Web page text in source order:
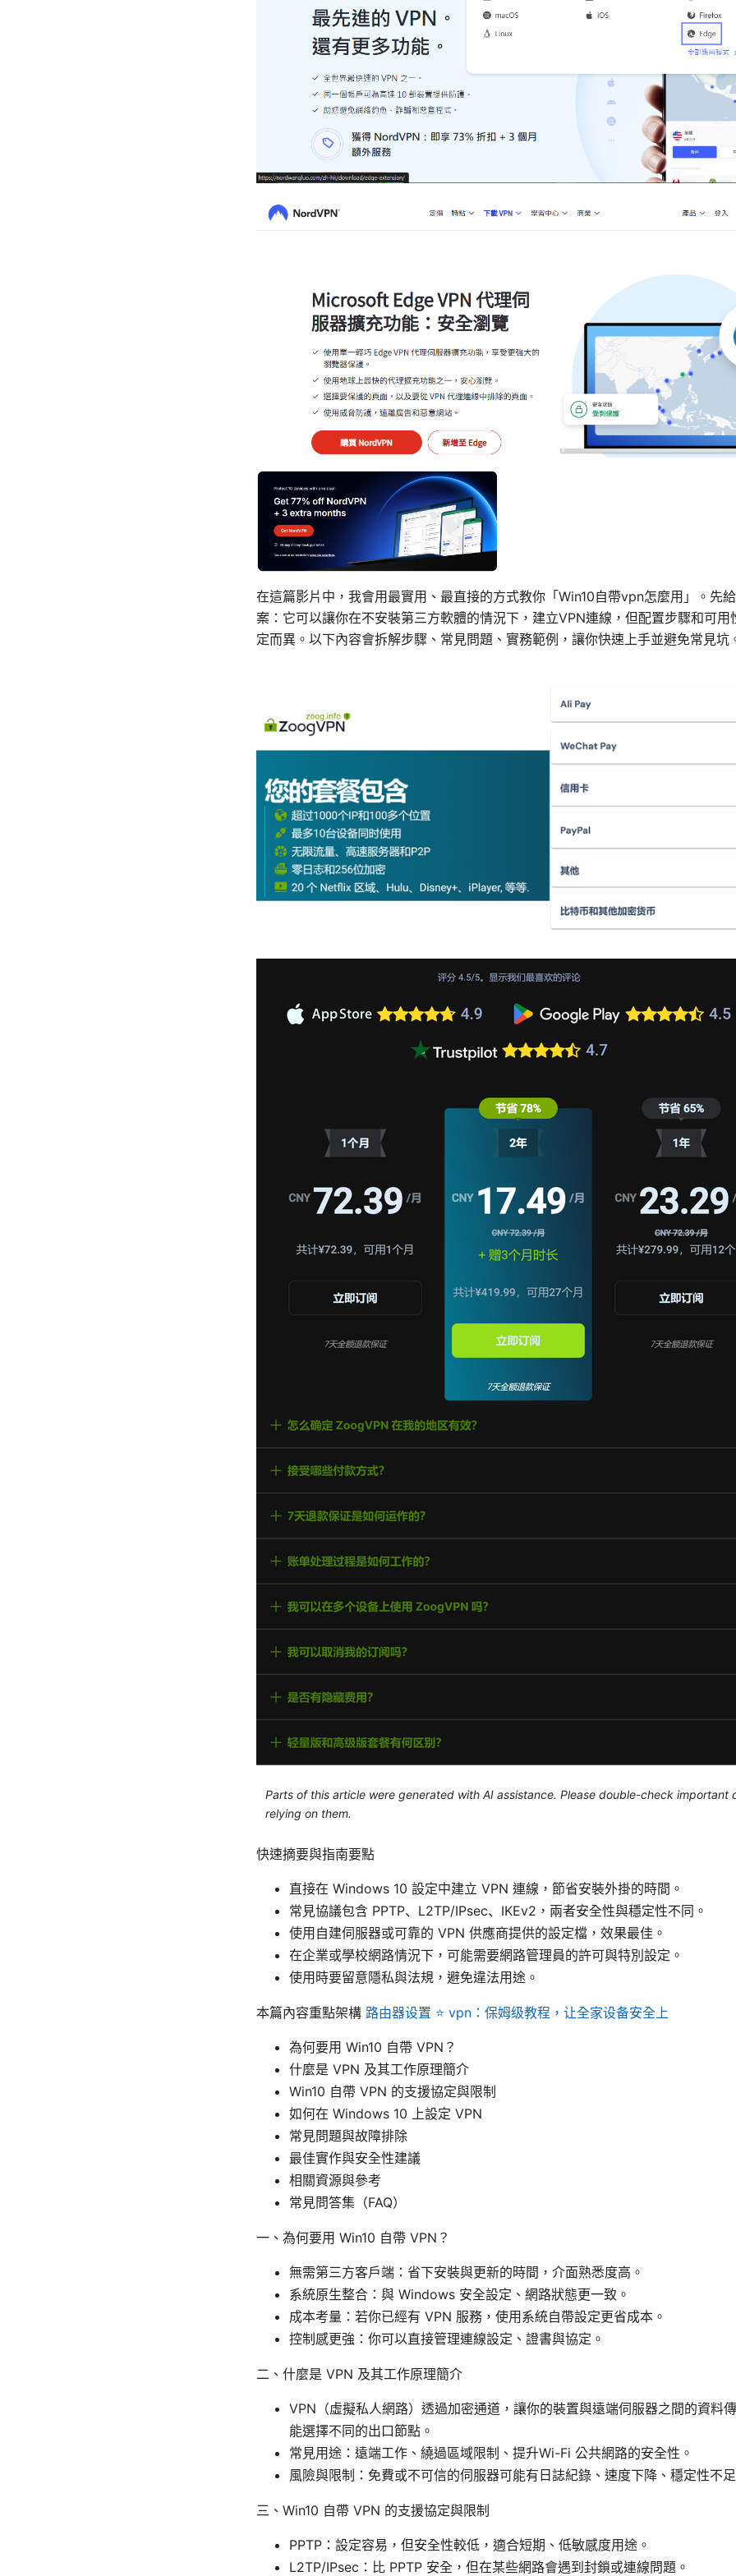
在這篇影片中，我會用最實用、最直接的方式教你「Win10自帶vpn怎麼用」。先
案：它可以讓你在不安裝第三方軟體的情況下，建立VPN連線，但配置步驟和可用
定而異。以下內容會拆解步驟、常見問題、實務範例，讓你快速上手並避免常見坑
Parts of this article were generated with AI assistance. Please double-check important
relying on them.
快速摘要與指南要點
直接在 Windows 10 設定中建立 VPN 連線，節省安裝外掛的時間。
常見協議包含 PPTP、L2TP/IPsec、IKEv2，兩者安全性與穩定性不同。
使用自建伺服器或可靠的 VPN 供應商提供的設定檔，效果最佳。
在企業或學校網路情況下，可能需要網路管理員的許可與特別設定。
使用時要留意隱私與法規，避免違法用途。
本篇內容重點架構 路由器设置 ⭐ vpn：保姆级教程，让全家设备安全上
為何要用 Win10 自帶 VPN？
什麼是 VPN 及其工作原理簡介
Win10 自帶 VPN 的支援協定與限制
如何在 Windows 10 上設定 VPN
常見問題與故障排除
最佳實作與安全性建議
相關資源與參考
常見問答集（FAQ）
一、為何要用 Win10 自帶 VPN？
無需第三方客戶端：省下安裝與更新的時間，介面熟悉度高。
系統原生整合：與 Windows 安全設定、網路狀態更一致。
成本考量：若你已經有 VPN 服務，使用系統自帶設定更省成本。
控制感更強：你可以直接管理連線設定、證書與協定。
二、什麼是 VPN 及其工作原理簡介
VPN（虛擬私人網路）透過加密通道，讓你的裝置與遠端伺服器之間的資料
能選擇不同的出口節點。
常見用途：遠端工作、繞過區域限制、提升Wi-Fi 公共網路的安全性。
風險與限制：免費或不可信的伺服器可能有日誌紀錄、速度下降、穩定性不足
三、Win10 自帶 VPN 的支援協定與限制
PPTP：設定容易，但安全性較低，適合短期、低敏感度用途。
L2TP/IPsec：比 PPTP 安全，但在某些網路會遇到封鎖或連線問題。